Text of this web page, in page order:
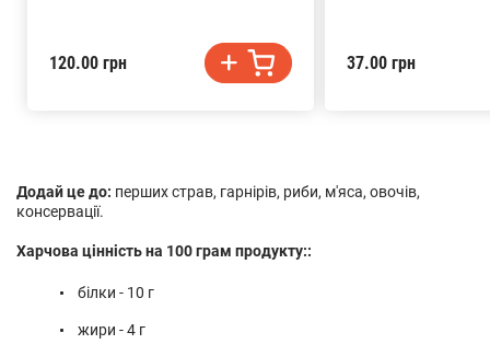
Додай це до: перших страв, гарнірів, риби, м'яса, овочів,
консервації.
Харчова цінність на 100 грам продукту::
білки - 10 г
жири - 4 г
120.00 грн 37.00 грн